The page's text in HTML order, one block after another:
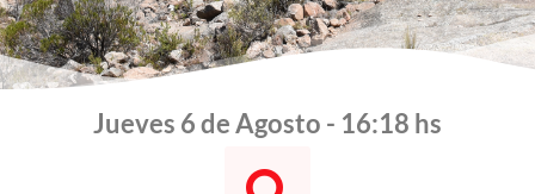
Jueves 6 de Agosto - 16:18 hs